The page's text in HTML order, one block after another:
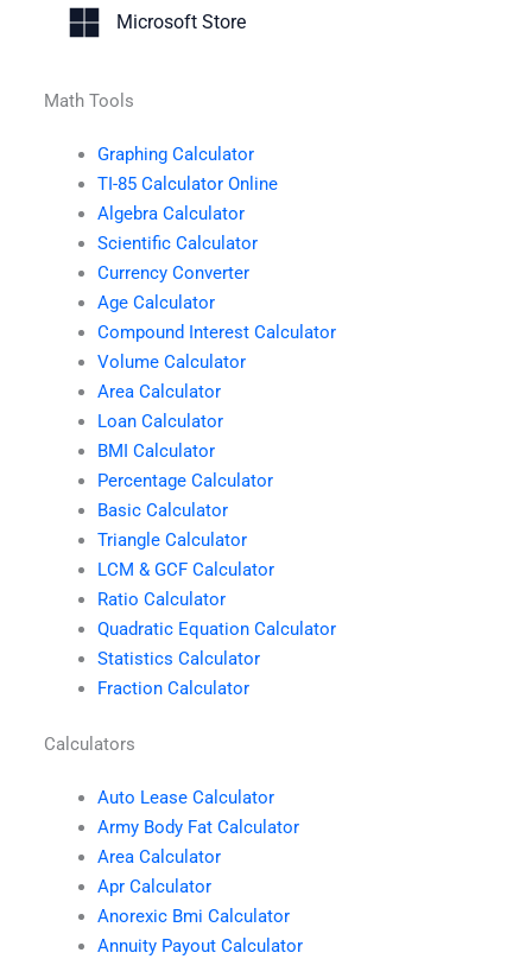
Microsoft Store
Math Tools
Graphing Calculator
TI-85 Calculator Online
Algebra Calculator
Scientific Calculator
Currency Converter
Age Calculator
Compound Interest Calculator
Volume Calculator
Area Calculator
Loan Calculator
BMI Calculator
Percentage Calculator
Basic Calculator
Triangle Calculator
LCM & GCF Calculator
Ratio Calculator
Quadratic Equation Calculator
Statistics Calculator
Fraction Calculator
Calculators
Auto Lease Calculator
Army Body Fat Calculator
Area Calculator
Apr Calculator
Anorexic Bmi Calculator
Annuity Payout Calculator